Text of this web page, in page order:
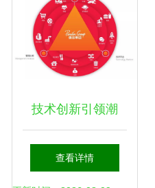
技术创新引领潮
流，佩信双企荣
查看详情